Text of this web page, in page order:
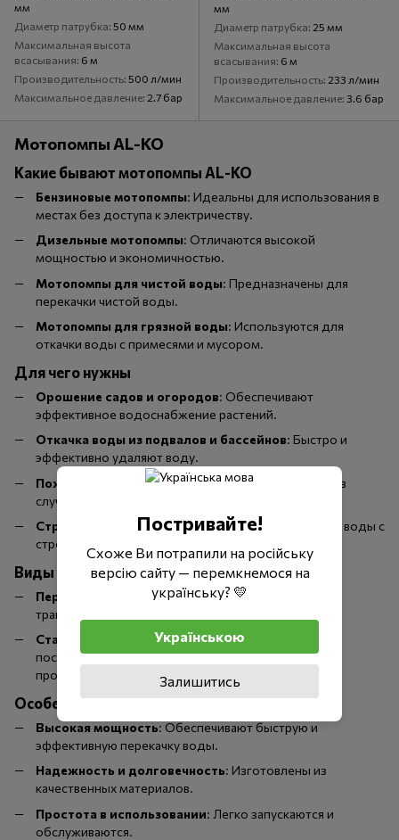
мм
Диаметр патрубка 50 мм
Максимальная высота
всасывания 6 м
Производительность 500 л/мин
Максимальное давление 2.7 бар
мм
Диаметр патрубка 25 мм
Максимальная высота
всасывания 6 м
Производительность 233 л/мин
Максимальное давление 3.6 бар
Мотопомпы AL-KO
Какие бывают мотопомпы AL-KO
Бензиновые мотопомпы: Идеальны для использования в
местах без доступа к электричеству.
Дизельные мотопомпы: Отличаются высокой
мощностью и экономичностью.
Мотопомпы для чистой воды: Предназначены для
перекачки чистой воды.
Мотопомпы для грязной воды: Используются для
откачки воды с примесями и мусором.
Для чего нужны
Орошение садов и огородов: Обеспечивают
эффективное водоснабжение растений.
Откачка воды из подвалов и бассейнов: Быстро и
эффективно удаляют воду.
Пожаротушение
: Используются для подачи воды в
случае пожара.
Строительные работы: Применяются для откачки воды с
строительных площадок.
Виды
Переносные мотопомпы: Легкие и удобные в
транспортировке.
Стационарные мотопомпы: Устанавливаются на
постоянное место и обеспечивают высокую
производительность.
Особенности
Высокая мощность: Обеспечивают быструю и
эффективную перекачку воды.
Надежность и долговечность: Изготовлены из
качественных материалов.
Простота в использовании: Легко запускаются и
обслуживаются.
Постривайте!
Схоже Ви потрапили на російську
версію сайту — перемкнемося на
українську? 💛
Українською
Залишитись